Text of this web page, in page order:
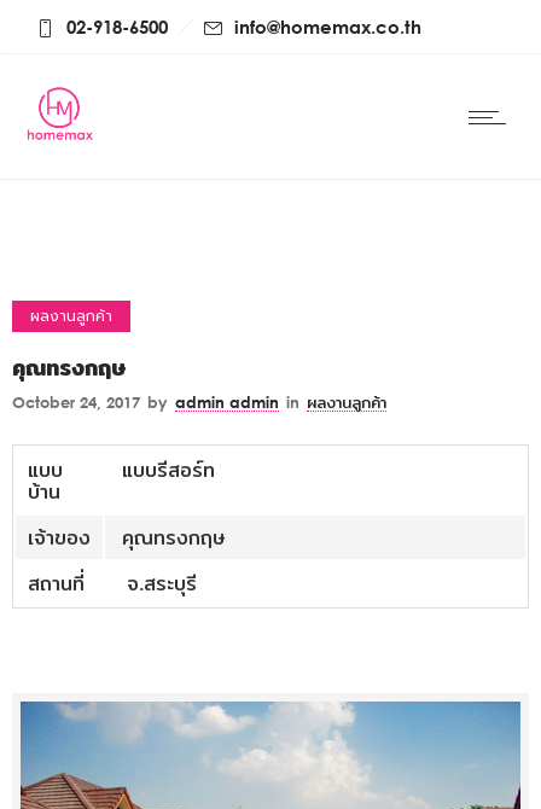
02-918-6500 info@homemax.co.th
ผลงานลูกค้า
คุณทรงกฤษ
October 24, 2017 by admin admin in ผลงานลูกค้า
แบบ
บ้าน
แบบรีสอร์ท
เจ้าของ
คุณทรงกฤษ
สถานที่
จ.สระบุรี